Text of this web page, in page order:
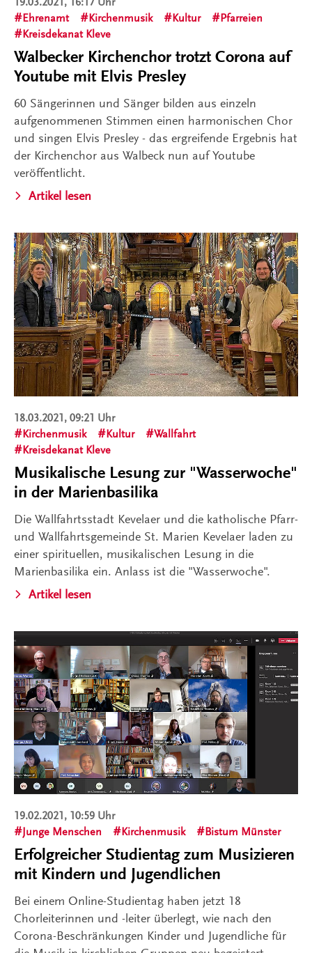
Ehrenamt
Kirchenmusik Kultur
Pfarreien
Kreisdekanat Kleve
Walbecker Kirchenchor trotzt Corona auf
Youtube mit Elvis Presley
60 Sängerinnen und Sänger bilden aus einzeln
aufgenommenen Stimmen einen harmonischen Chor
und singen Elvis Presley - das ergreifende Ergebnis hat
der Kirchenchor aus Walbeck nun auf Youtube
veröffentlicht.
Artikel lesen
18.03.2021, 09:21 Uhr
Kirchenmusik
Kultur
Wallfahrt
Kreisdekanat Kleve
Musikalische Lesung zur "Wasserwoche"
in der Marienbasilika
Die Wallfahrtsstadt Kevelaer und die katholische Pfarr-
und Wallfahrtsgemeinde St. Marien Kevelaer laden zu
einer spirituellen, musikalischen Lesung in die
Marienbasilika ein. Anlass ist die "Wasserwoche".
Artikel lesen
19.02.2021, 10:59 Uhr
Junge Menschen
Kirchenmusik Bistum Münster
Erfolgreicher Studientag zum Musizieren
mit Kindern und Jugendlichen
Bei einem Online-Studientag haben jetzt 18
Chorleiterinnen und -leiter überlegt, wie nach den
Corona-Beschränkungen Kinder und Jugendliche für